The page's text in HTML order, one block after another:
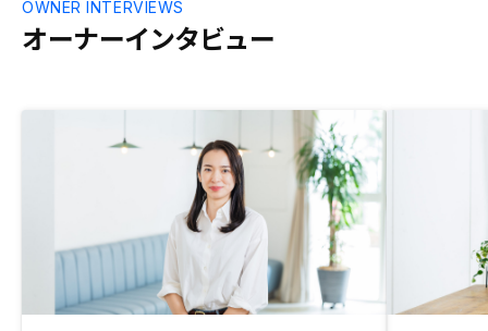
スクに対する気持ちの折り合いがありま
す。リスクやそれに対する不安は必ずある
用に関するイメージができるレベルまで理
解できる対応があると尚良いと思います。
オーナーインタビュー
OWNER INTERVIEWS